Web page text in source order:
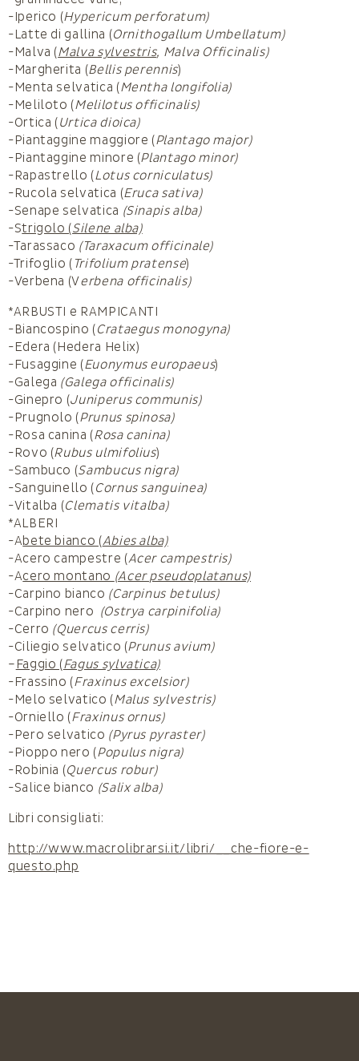
-Iperico (Hypericum perforatum)
-Latte di gallina (Ornithogallum Umbellatum)
-Malva (Malva sylvestris, Malva Officinalis)
-Margherita (Bellis perennis)
-Menta selvatica (Mentha longifolia)
-Meliloto (Melilotus officinalis)
-Ortica (Urtica dioica)
-Piantaggine maggiore (Plantago major)
-Piantaggine minore (Plantago minor)
-Rapastrello (Lotus corniculatus)
-Rucola selvatica (Eruca sativa)
-Senape selvatica (Sinapis alba)
-Strigolo (Silene alba)
-Tarassaco (Taraxacum officinale)
-Trifoglio ( Trifolium pratense)
-Verbena (Verbena officinalis)
*ARBUSTI e RAMPICANTI
-Biancospino (Crataegus monogyna)
-Edera (Hedera Helix)
-Fusaggine (Euonymus europaeus)
-Galega (Galega officinalis)
-Ginepro (Juniperus communis)
-Prugnolo (Prunus spinosa)
-Rosa canina (Rosa canina)
-Rovo (Rubus ulmifolius)
-Sambuco (Sambucus nigra)
-Sanguinello (Cornus sanguinea)
-Vitalba (Clematis vitalba)
*ALBERI
-Abete bianco (Abies alba)
-Acero campestre (Acer campestris)
-Acero montano (Acer pseudoplatanus)
-Carpino bianco (Carpinus betulus)
-Carpino nero (Ostrya carpinifolia)
-Cerro (Quercus cerris)
-Ciliegio selvatico (Prunus avium)
– Faggio (Fagus sylvatica)
-Frassino (Fraxinus excelsior)
-Melo selvatico (Malus sylvestris)
-Orniello (Fraxinus ornus)
-Pero selvatico (Pyrus pyraster)
-Pioppo nero (Populus nigra)
-Robinia (Quercus robur)
-Salice bianco (Salix alba)
Libri consigliati:
http://www.macrolibrarsi.it/libri/__che-fiore-e-
questo.php